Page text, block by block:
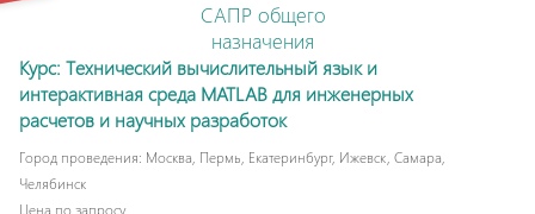
САПР общего
назначения
Курс: Технический вычислительный язык и
интерактивная среда MATLAB для инженерных
расчетов и научных разработок
Город проведения: Москва, Пермь, Екатеринбург, Ижевск, Самара,
Челябинск
Цена по запросу